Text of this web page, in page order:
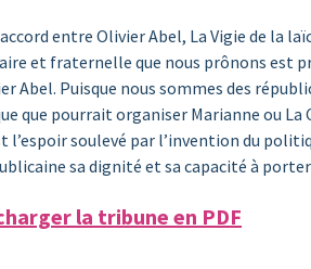
entre Olivier Abel, La Vigie de la
et fraternelle que nous prônons est
Abel. Puisque nous sommes des
que pourrait organiser Marianne ou
l’espoir soulevé par l’invention du
sa dignité et sa capacité à
la tribune en PDF